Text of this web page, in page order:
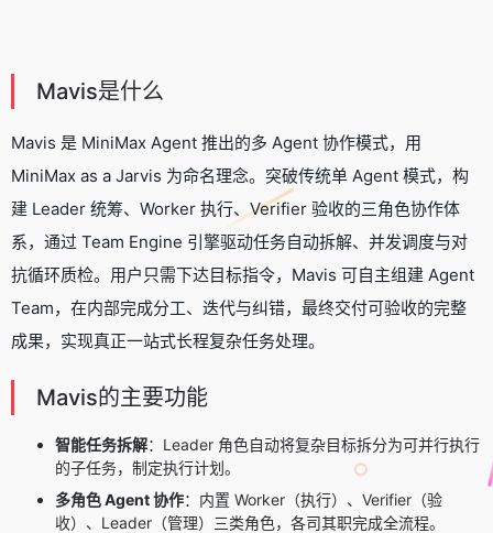
Mavis是什么
Mavis 是 MiniMax Agent 推出的多 Agent 协作模式，用
MiniMax as a Jarvis 为命名理念。突破传统单 Agent 模式，构
建 Leader 统筹、Worker 执行、Verifier 验收的三角色协作体
系，通过 Team Engine 引擎驱动任务自动拆解、并发调度与对
抗循环质检。用户只需下达目标指令，Mavis 可自主组建 Agent
Team，在内部完成分工、迭代与纠错，最终交付可验收的完整
成果，实现真正一站式长程复杂任务处理。
Mavis的主要功能
智能任务拆解：Leader 角色自动将复杂目标拆分为可并行执行
的子任务，制定执行计划。
多角色 Agent 协作：内置 Worker（执行）、Verifier（验
收）、Leader（管理）三类角色，各司其职完成全流程。